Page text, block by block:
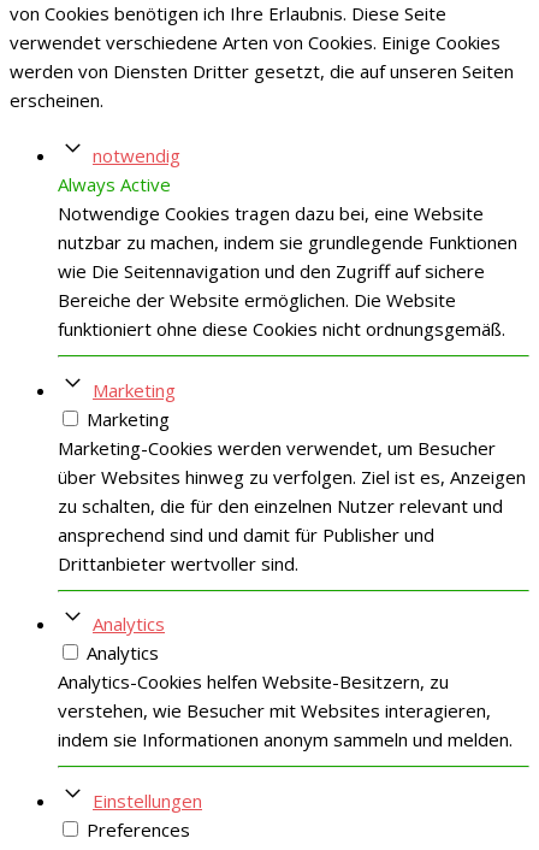
von Cookies benötigen ich Ihre Erlaubnis. Diese Seite
verwendet verschiedene Arten von Cookies. Einige Cookies
werden von Diensten Dritter gesetzt, die auf unseren Seiten
erscheinen.
notwendig
Always Active
Notwendige Cookies tragen dazu bei, eine Website
nutzbar zu machen, indem sie grundlegende Funktionen
wie Die Seitennavigation und den Zugriff auf sichere
Bereiche der Website ermöglichen. Die Website
funktioniert ohne diese Cookies nicht ordnungsgemäß.
Marketing
Marketing
Marketing-Cookies werden verwendet, um Besucher
über Websites hinweg zu verfolgen. Ziel ist es, Anzeigen
zu schalten, die für den einzelnen Nutzer relevant und
ansprechend sind und damit für Publisher und
Drittanbieter wertvoller sind.
Analytics
Analytics
Analytics-Cookies helfen Website-Besitzern, zu
verstehen, wie Besucher mit Websites interagieren,
indem sie Informationen anonym sammeln und melden.
Einstellungen
Preferences